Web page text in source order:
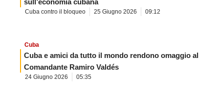
sull’economia cubana
Cuba contro il bloqueo 25 Giugno 2026 09:12
Cuba
Cuba e amici da tutto il mondo rendono omaggio al
Comandante Ramiro Valdés
24 Giugno 2026 05:35